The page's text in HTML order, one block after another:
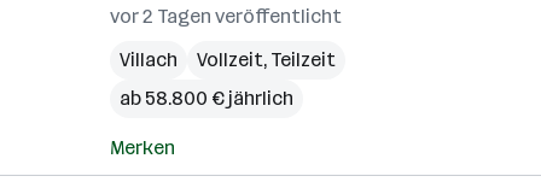
vor 2 Tagen veröffentlicht
Villach
Vollzeit, Teilzeit
ab 58.800 € jährlich
Merken